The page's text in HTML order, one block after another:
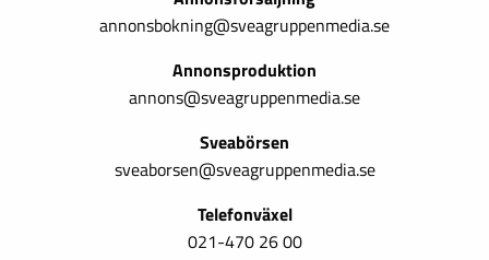
annonsbokning@sveagruppenmedia.se
Annonsproduktion
annons@sveagruppenmedia.se
Sveabörsen
sveaborsen@sveagruppenmedia.se
Telefonväxel
021-470 26 00